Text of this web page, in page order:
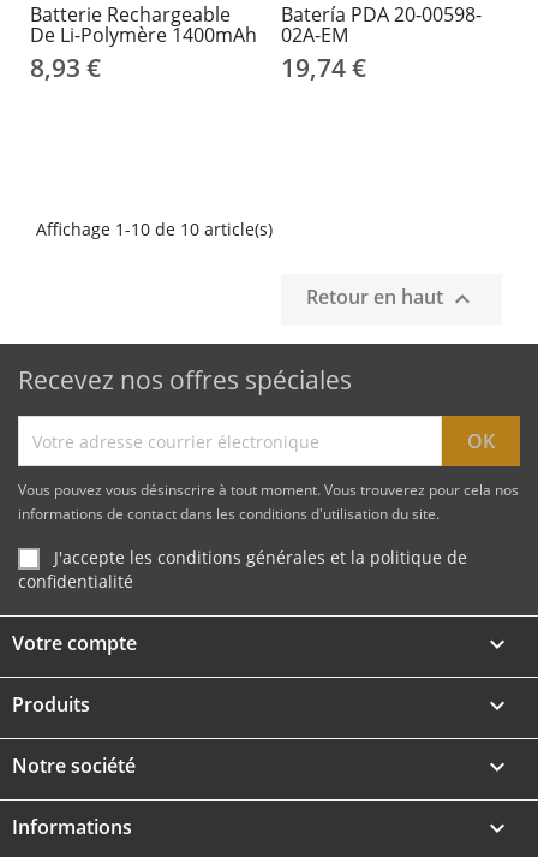
Batterie Rechargeable
De Li-Polymère 1400mAh
8,93 €
Batería PDA 20-00598-
02A-EM
19,74 €
Affichage 1-10 de 10 article(s)
Retour en haut 
Recevez nos offres spéciales
Vous pouvez vous désinscrire à tout moment. Vous trouverez pour cela nos
informations de contact dans les conditions d'utilisation du site.
J'accepte les conditions générales et la politique de
confidentialité
Votre compte 
Produits 
Notre société 
Informations keyboard_arrow_down